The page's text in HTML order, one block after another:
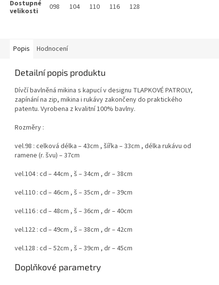
098 104 110 116 128
Popis Hodnocení
Detailní popis produktu
Dívčí bavlněná mikina s kapucí v designu TLAPKOVÉ PATROLY,
zapínání na zip, mikina i rukávy zakončeny do praktického
patentu. Vyrobena z kvalitní 100% bavlny.
Rozměry :
vel.98 : celková délka – 43cm , šířka – 33cm , délka rukávu od
ramene (r. švu) – 37cm
vel.104 : cd – 44cm , š – 34cm , dr – 38cm
vel.110 : cd – 46cm , š – 35cm , dr – 39cm
vel.116 : cd – 48cm , š – 36cm , dr – 40cm
vel.122 : cd – 49cm , š – 38cm , dr – 42cm
vel.128 : cd – 52cm , š – 39cm , dr – 45cm
Doplňkové parametry